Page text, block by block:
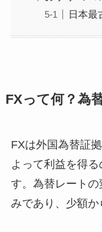
日本最
FXって何？為
FXは外国為替証
よって利益を得
す。為替レート
みであり、少額か